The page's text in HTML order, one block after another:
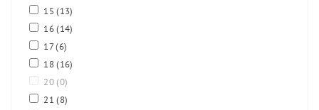
15(13)
16(14)
17(6)
18(16)
20 (0)
21(8)